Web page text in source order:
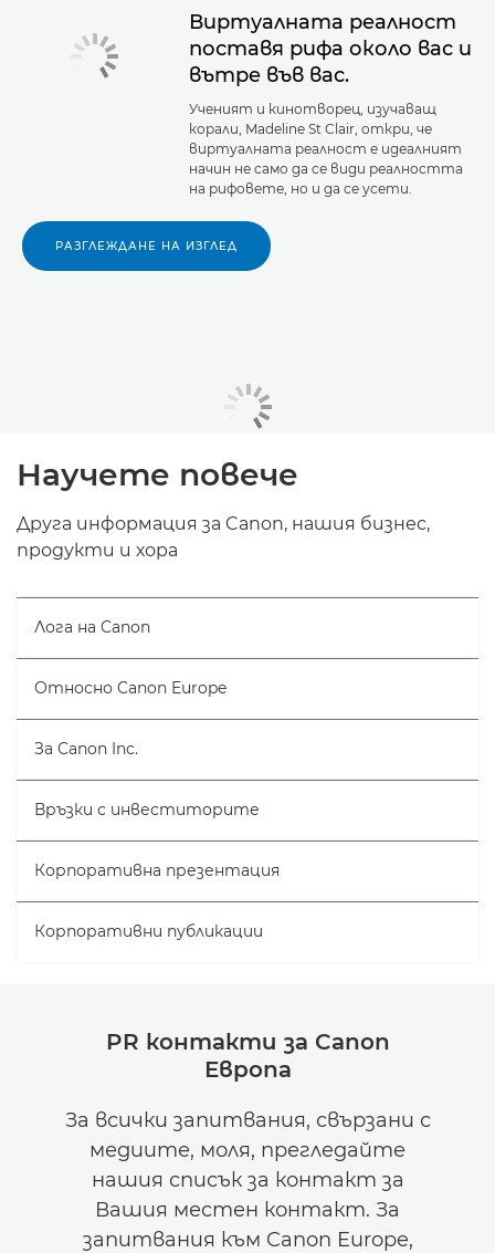
Виртуалната реалност
поставя рифа около вас и
вътре във вас.
Ученият и кинотворец, изучаващ
корали, Madeline St Clair, откри, че
виртуалната реалност е идеалният
начин не само да се види реалността
на рифовете, но и да се усети.
РАЗГЛЕЖДАНЕ НА ИЗГЛЕД
Научете повече
Друга информация за Canon, нашия бизнес,
продукти и хора
Лога на Canon
Относно Canon Europe
За Canon Inc.
Връзки с инвеститорите
Корпоративна презентация
Корпоративни публикации
PR контакти за Canon
Европа
За всички запитвания, свързани с
медиите, моля, прегледайте
нашия списък за контакт за
Вашия местен контакт. За
запитвания към Canon Europe,